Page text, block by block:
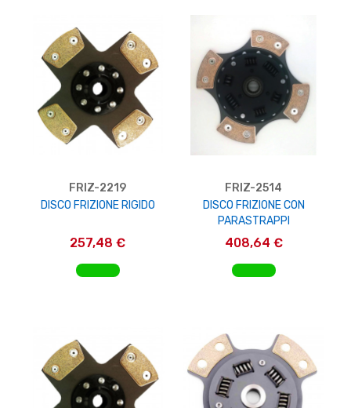
FRIZ-2219
DISCO FRIZIONE RIGIDO
257,48 €
AGGIUNGI AL CARRELLO
FRIZ-2514
DISCO FRIZIONE CON
PARASTRAPPI
408,64 €
AGGIUNGI AL CARRELLO